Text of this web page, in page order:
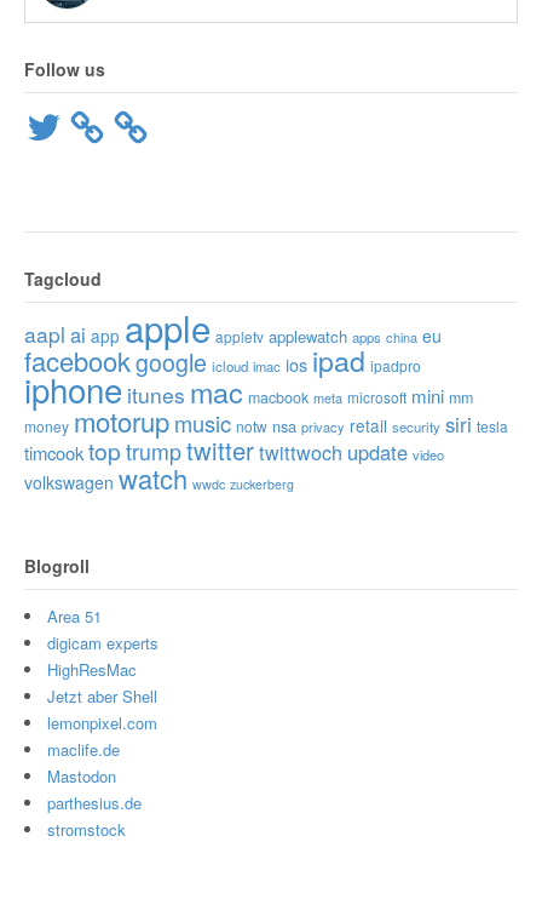
Follow us
Twitter
Tagcloud
aapl ai app apple appletv applewatch apps china eu
facebookgoogle icloud imac ios ipad ipadpro
iphone itunes mac macbook meta microsoft mini mm
money motorupmusic notw nsa privacy retail security siri tesla
timcooktop trumptwittertwittwoch update video
volkswagen watch wwdc zuckerberg
Blogroll
Area 51
digicam experts
HighResMac
Jetzt aber Shell
lemonpixel.com
maclife.de
Mastodon
parthesius.de
stromstock